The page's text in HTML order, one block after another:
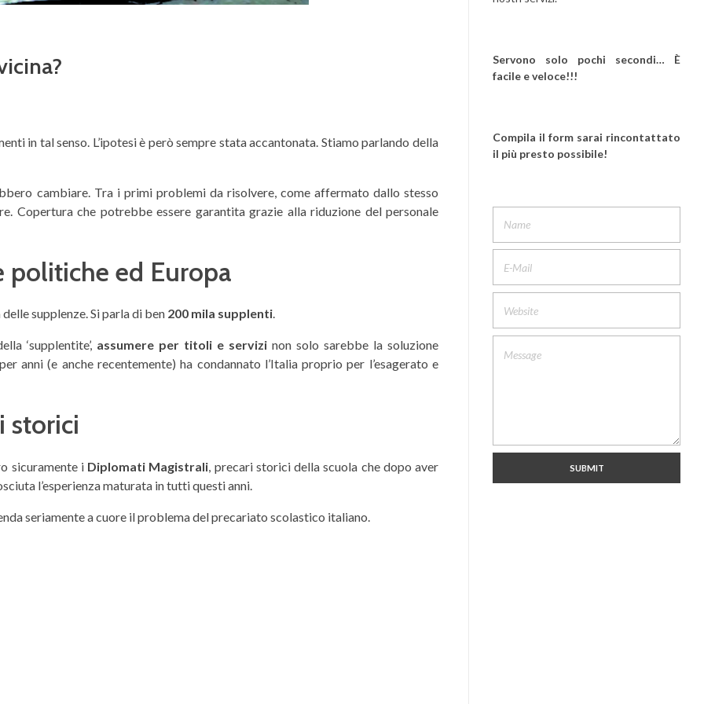
in tal senso. L’ipotesi è però sempre stata accantonata. Stiamo parlando della
cambiare. Tra i primi problemi da risolvere, come affermato dallo stesso
Copertura che potrebbe essere garantita grazie alla riduzione del personale
politiche ed Europa
supplenze. Si parla di ben 200 mila supplenti.
‘supplentite’, assumere per titoli e servizi non solo sarebbe la soluzione
anni (e anche recentemente) ha condannato l’Italia proprio per l’esagerato e
storici
sicuramente i Diplomati Magistrali, precari storici della scuola che dopo aver
l’esperienza maturata in tutti questi anni.
seriamente a cuore il problema del precariato scolastico italiano.
Servono solo pochi secondi… È
facile e veloce!!!
Compila il form sarai rincontattato
il più presto possibile!